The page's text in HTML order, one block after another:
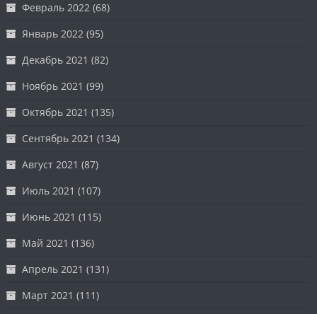
Февраль 2022 (68)
Январь 2022 (95)
Декабрь 2021 (82)
Ноябрь 2021 (99)
Октябрь 2021 (135)
Сентябрь 2021 (134)
Август 2021 (87)
Июль 2021 (107)
Июнь 2021 (115)
Май 2021 (136)
Апрель 2021 (131)
Март 2021 (111)